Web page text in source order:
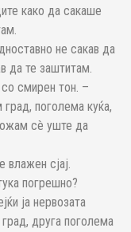
како да сакаше
не сакав да
да те заштитам.
смирен тон. –
поголема куќа,
сè уште да
сјај.
погрешно?
ја нервозата
друга поголема